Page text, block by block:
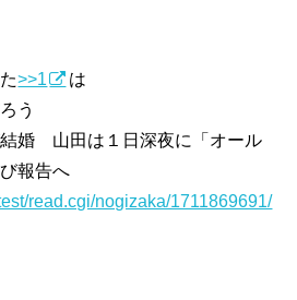
>>1
は
う
婚 山田は１日深夜に「オール
報告へ
read.cgi/nogizaka/1711869691/